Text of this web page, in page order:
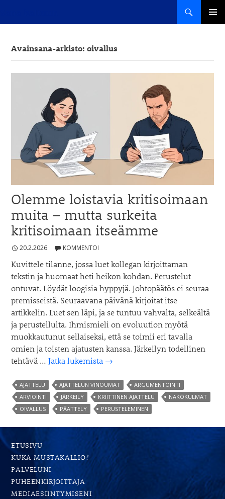
Avainsana-arkisto: oivallus
Olemme loistavia kritisoimaan
muita – mutta surkeita
kritisoimaan itseämme
20.2.2026 KOMMENTOI
Kuvittele tilanne, jossa luet kollegan kirjoittaman
tekstin ja huomaat heti heikon kohdan. Perustelut
ontuvat. Löydät loogisia hyppyjä. Johtopäätös ei seuraa
premisseistä. Seuraavana päivänä kirjoitat itse
artikkelin. Luet sen läpi, ja se tuntuu vahvalta, selkeältä
ja perustellulta. Ihmismieli on evoluution myötä
muokkautunut sellaiseksi, että se toimii eri tavalla
omien ja toisten ajatusten kanssa. Järkeilyn todellinen
tehtävä …Jatka lukemista Olemme
kritisoimaan
muita
–
surkeita
kritisoimaan
itseämme
→
AJATTELU AJATTELUN VINOUMAT
ARGUMENTOINTI
ARVIOINTI
JÄRKEILY KRIITTINEN AJATTELU
NÄKÖKULMAT
OIVALLUS
PÄÄTTELY PERUSTELEMINEN
ETUSIVU
KUKA MUSTAKALLIO?
PALVELUNI
PUHEENKIRJOITTAJA
MEDIAESIINTYMISENI